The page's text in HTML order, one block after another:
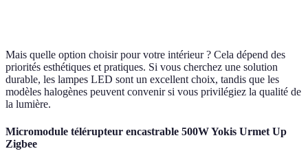
Mais quelle option choisir pour votre intérieur ? Cela dépend des
priorités esthétiques et pratiques. Si vous cherchez une solution
durable, les lampes LED sont un excellent choix, tandis que les
modèles halogènes peuvent convenir si vous privilégiez la qualité de
la lumière.
Micromodule télérupteur encastrable 500W Yokis Urmet Up
Zigbee